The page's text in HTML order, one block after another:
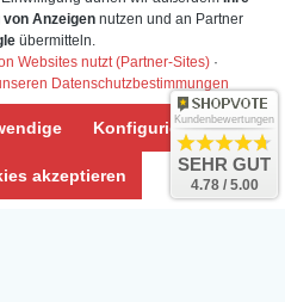
Widerrufs­formular
& Info
Entsorgung
widerrufen
Anzeigennutzen und an Partner
übermitteln.
Websites nutzt (Partner-Sites) ·
Datenschutzbestimmungen
Konfigurieren
akzeptieren
Kundenbewertungen
SEHR GUT
4.78 / 5.00